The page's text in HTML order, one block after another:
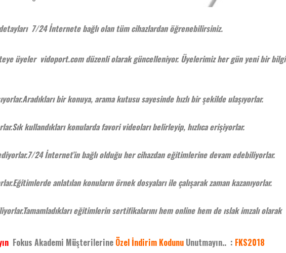
7/24 İnternete bağlı olan tüm cihazlardan öğrenebilirsiniz.
üyeler vidoport.comdüzenli olarak güncelleniyor. Üyelerimiz her gün yeni bir bilgi
Aradıkları bir konuya, arama kutusu sayesinde hızlı bir şekilde ulaşıyorlar.
Sık kullandıkları konularda favori videoları belirleyip, hızlıca erişiyorlar.
7/24 İnternet’in bağlı olduğu her cihazdan eğitimlerine devam edebiliyorlar.
Eğitimlerde anlatılan konuların örnek dosyaları ile çalışarak zaman kazanıyorlar.
Tamamladıkları eğitimlerin sertifikalarını hem online hem de ıslak imzalı olarak
Fokus Akademi Müşterilerine Özel İndirim Kodunu Unutmayın.. : FKS2018